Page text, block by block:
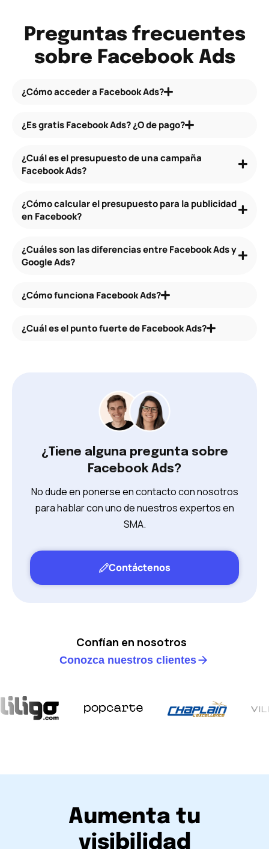
¿Tiene alguna pregunta sobre
Facebook Ads?
No dude en ponerse en contacto con nosotros
para hablar con uno de nuestros expertos en
SMA.
Contáctenos
Preguntas frecuentes
sobre Facebook Ads
¿Cómo acceder a Facebook Ads?
¿Es gratis Facebook Ads? ¿O de pago?
¿Cuál es el presupuesto de una campaña
Facebook Ads?
¿Cómo calcular el presupuesto para la publicidad
en Facebook?
¿Cuáles son las diferencias entre Facebook Ads y
Google Ads?
¿Cómo funciona Facebook Ads?
¿Cuál es el punto fuerte de Facebook Ads?
Confían en nosotros
Conozca nuestros clientes
Aumenta tu
visibilidad